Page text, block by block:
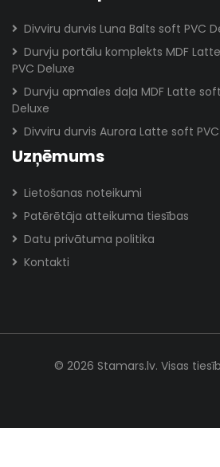
Divviru durvis Luna Balts soft PVC
Durvju portālu komplekts MDF
PVC Deluxe
Durvju apmales daļa MDF Latte
Deluxe
Divviru durvis Aurora Latte soft
Uzņēmums
Lietošanas noteikumi
Patērētāja atteikuma tiesības
Datu privātuma politika
Kontakti
© 2026 Stamars.lv. Visas